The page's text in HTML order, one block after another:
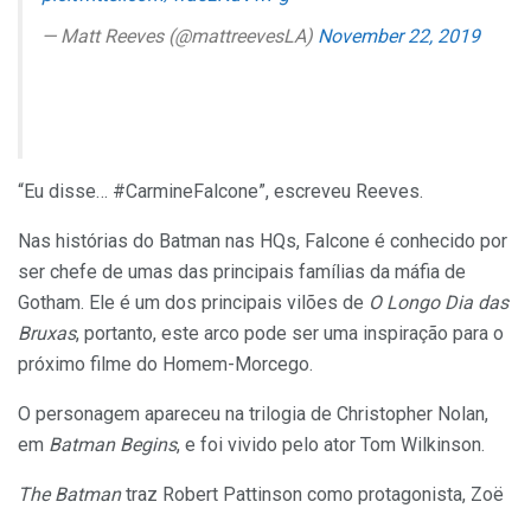
— Matt Reeves (@mattreevesLA) November 22, 2019
“Eu disse… #CarmineFalcone”, escreveu Reeves.
Nas histórias do Batman nas HQs, Falcone é conhecido por
ser chefe de umas das principais famílias da máfia de
Gotham. Ele é um dos principais vilões de O Longo Dia das
Bruxas, portanto, este arco pode ser uma inspiração para o
próximo filme do Homem-Morcego.
O personagem apareceu na trilogia de Christopher Nolan,
em Batman Begins, e foi vivido pelo ator Tom Wilkinson.
The Batmantraz Robert Pattinson como protagonista, Zoë